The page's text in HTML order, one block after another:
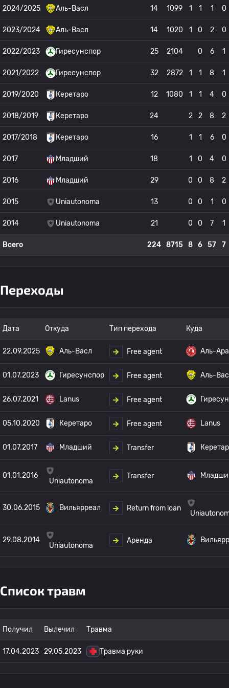
2024/2025 Аль-Васл 14 1099 1 1 1 0
2023/2024 Аль-Васл 14 1020 1 0 2 0
2022/2023 Гиресунспор 25 2104 0 6 1
2021/2022 Гиресунспор 32 2872 1 1 8 1
2019/2020 Керетаро 12 1080 1 1 4 0
2018/2019 Керетаро 24 2 2 8 2
2017/2018 Керетаро 16 1 1 6 0
2017 Младший 18 1 0 4 0
2016 Младший 29 0 0 8 2
2015 Uniautonoma 13 0 0 1 0
2014 Uniautonoma 21 0 0 7 1
Всего 224 8715 8 6 57 7
Переходы
Дата Откуда Тип перехода Куда
22.09.2025 Аль-Васл Free agent Аль-
01.07.2023 Гиресунспор Free agent Аль-
26.07.2021 Lanus Free agent
05.10.2020 Керетаро Free agent Lanus
01.07.2017 Младший Transfer
01.01.2016
Uniautonoma
Transfer
30.06.2015 Вильярреал Return from loan
29.08.2014
Uniautonoma
Аренда
Список травм
Получил Вылечил Травма
17.04.2023 29.05.2023 Травма руки